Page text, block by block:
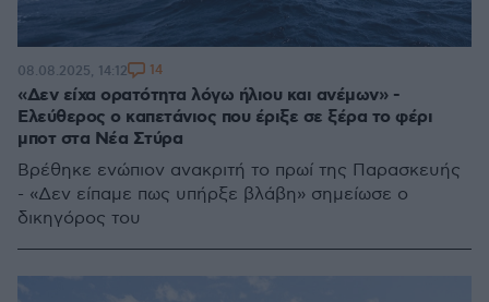
«Δεν είχα ορατότητα λόγω ήλιου και ανέμων» -
Ελεύθερος ο καπετάνιος που έριξε σε ξέρα το φέρι
μποτ στα Νέα Στύρα
Βρέθηκε ενώπιον ανακριτή το πρωί της Παρασκευής
- «Δεν είπαμε πως υπήρξε βλάβη» σημείωσε ο
δικηγόρος του
08.08.2025, 14:12 14